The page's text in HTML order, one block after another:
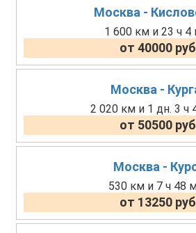
Москва -
1 600 км и 23 ч 4
от 40000
Москва -
2 020 км и 1 дн. 3 ч
от 50500
Москва -
530 км и 7 ч 48
от 13250